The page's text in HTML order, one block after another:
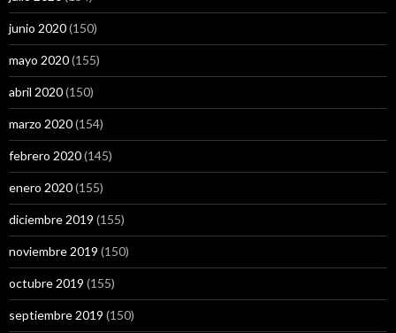
junio 2020(150)
mayo 2020(155)
abril 2020(150)
marzo 2020(154)
febrero 2020(145)
enero 2020(155)
diciembre 2019 (155)
noviembre 2019 (150)
octubre 2019 (155)
septiembre 2019 (150)